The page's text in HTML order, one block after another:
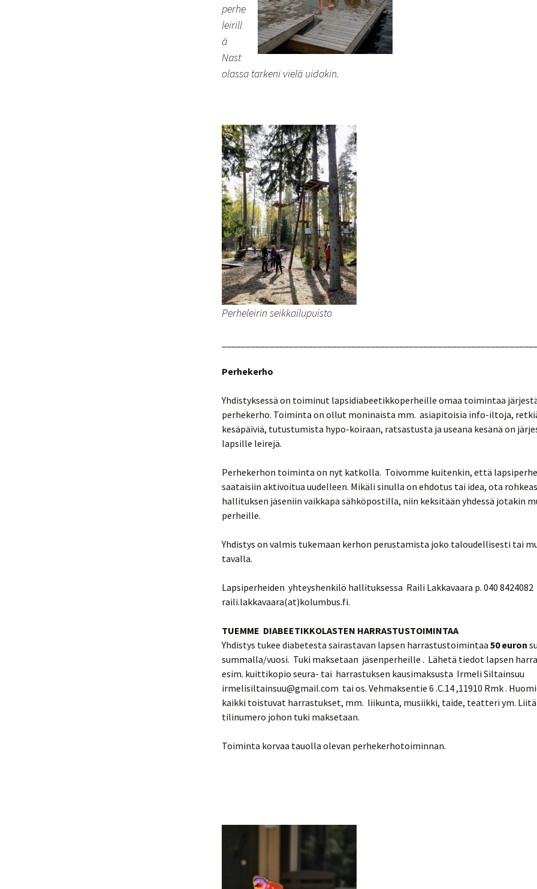
perhe
leirill
ä
Nast
olassa tarkeni vielä uidakin.
Perheleirin seikkailupuisto
Perhekerho
Yhdistyksessä on toiminut lapsidiabeetikkoperheille omaa toimintaa
perhekerho. Toiminta on ollut moninaista mm. asiapitoisia info-iltoja,
kesäpäiviä, tutustumista hypo-koiraan, ratsastusta ja useana kesänä on
lapsille leirejä.
Perhekerhon toiminta on nyt katkolla. Toivomme kuitenkin, että
saataisiin aktivoitua uudelleen. Mikäli sinulla on ehdotus tai idea, ota
hallituksen jäseniin vaikkapa sähköpostilla, niin keksitään yhdessä jotakin
perheille.
Yhdistys on valmis tukemaan kerhon perustamista joko taloudellisesti tai
tavalla.
Lapsiperheiden yhteyshenkilö hallituksessa Raili Lakkavaara p. 040 8424082
raili.lakkavaara(at)kolumbus.fi.
TUEMME DIABEETIKKOLASTEN
Yhdistys tukee diabetesta sairastavan lapsen harrastustoimintaa 50 euron
summalla/vuosi. Tuki maksetaan jäsenperheille . Lähetä tiedot lapsen
esim. kuittikopio seura- tai harrastuksen kausimaksusta Irmeli Siltainsuu
irmelisiltainsuu@gmail.com tai os. Vehmaksentie 6 .C.14 ,11910 Rmk .
kaikki toistuvat harrastukset, mm. liikunta, musiikki, taide, teatteri ym. Liitä
tilinumero johon tuki maksetaan.
Toiminta korvaa tauolla olevan perhekerhotoiminnan.